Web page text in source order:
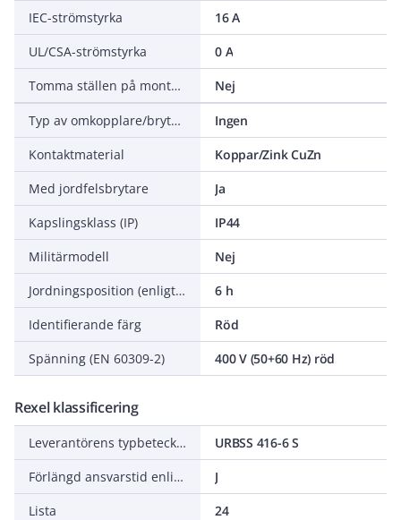
IEC-strömstyrka
16 A
UL/CSA-strömstyrka
0 A
Tomma ställen på monteringsskena
Nej
Typ av omkopplare/brytare
Ingen
Kontaktmaterial
Koppar/Zink CuZn
Med jordfelsbrytare
Ja
Kapslingsklass (IP)
IP44
Militärmodell
Nej
Jordningsposition (enligt klockposition)
6 h
Identifierande färg
Röd
Spänning (EN 60309-2)
400 V (50+60 Hz) röd
Rexel klassificering
Leverantörens typbeteckning
URBSS 416-6 S
Förlängd ansvarstid enligt ALEM-09
J
Lista
24